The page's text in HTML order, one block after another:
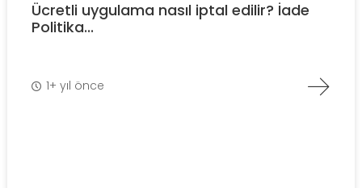
Ücretli uygulama nasıl iptal edilir? İade
Politika...
1+ yıl önce